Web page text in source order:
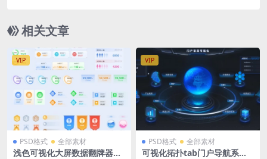
相关文章
VIP
PSD格式 全部素材
浅色可视化大屏数据翻牌器数
VIP
PSD格式 全部素材
可视化拓扑tab门户导航系统